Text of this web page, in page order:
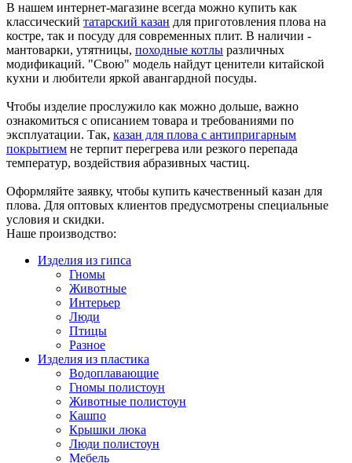
В нашем интернет-магазине всегда можно купить как
классический татарский казан для приготовления плова на
костре, так и посуду для современных плит. В наличии -
мантоварки, утятницы, походные котлы различных
модификаций. "Свою" модель найдут ценители китайской
кухни и любители яркой авангардной посуды.
Чтобы изделие прослужило как можно дольше, важно
ознакомиться с описанием товара и требованиями по
эксплуатации. Так, казан для плова с антипригарным
покрытием не терпит перегрева или резкого перепада
температур, воздействия абразивных частиц.
Оформляйте заявку, чтобы купить качественный казан для
плова. Для оптовых клиентов предусмотрены специальные
условия и скидки.
Наше производство:
Изделия из гипса
Гномы
Животные
Интерьер
Люди
Птицы
Разное
Изделия из пластика
Водоплавающие
Гномы полистоун
Животные полистоун
Кашпо
Крышки люка
Люди полистоун
Мебель